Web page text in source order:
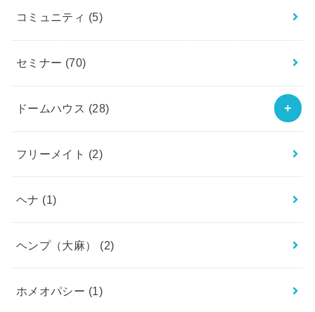
コミュニティ (5)
セミナー (70)
ドームハウス (28)
フリーメイト (2)
ヘナ (1)
ヘンプ（大麻） (2)
ホメオパシー (1)